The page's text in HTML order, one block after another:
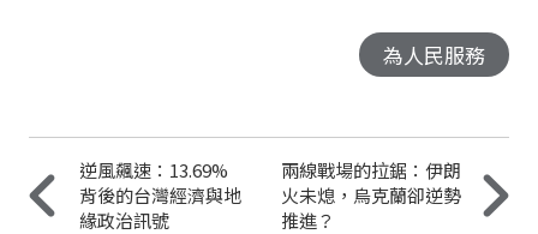
為人民服務
逆風飆速：13.69%
背後的台灣經濟與地
緣政治訊號
兩線戰場的拉鋸：伊朗
火未熄，烏克蘭卻逆勢
推進？